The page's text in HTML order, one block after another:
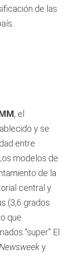
de las
, el
y se
entre
modelos de
de la
central y
(3,6 grados
que
“super” El
y